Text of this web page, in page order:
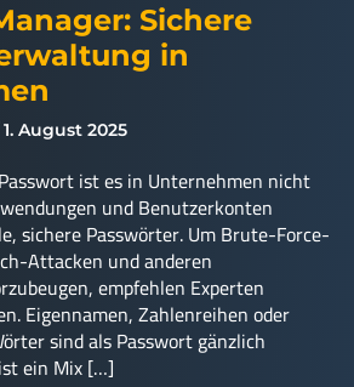
Sichere
in
1. August 2025
ist es in Unternehmen nicht
und Benutzerkonten
sichere Passwörter. Um Brute-Force-
Attacken und anderen
empfehlen Experten
Eigennamen, Zahlenreihen oder
sind als Passwort gänzlich
ein Mix […]